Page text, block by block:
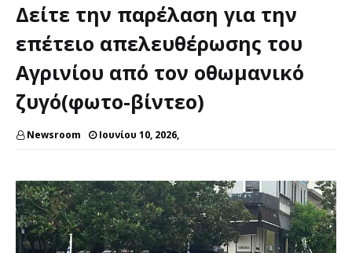
Δείτε την παρέλαση για την
επέτειο απελευθέρωσης του
Αγρινίου από τον οθωμανικό
ζυγό(φωτο-βίντεο)
Newsroom Ιουνίου 10, 2026,